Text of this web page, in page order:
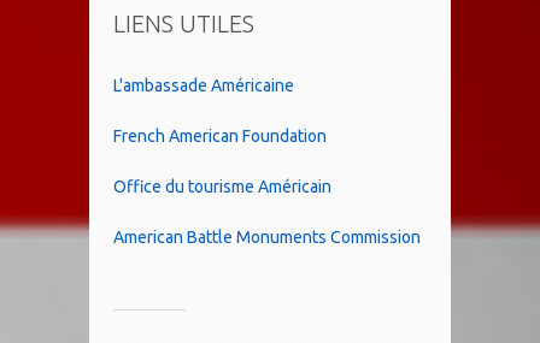
LIENS UTILES
L'ambassade Américaine
French American Foundation
Office du tourisme Américain
American Battle Monuments Commission